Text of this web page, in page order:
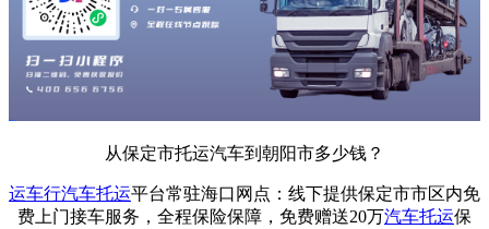
从保定市托运汽车到朝阳市多少钱？
运车行汽车托运平台常驻海口网点：线下提供保定市市区内免
费上门接车服务，全程保险保障，免费赠送20万汽车托运保